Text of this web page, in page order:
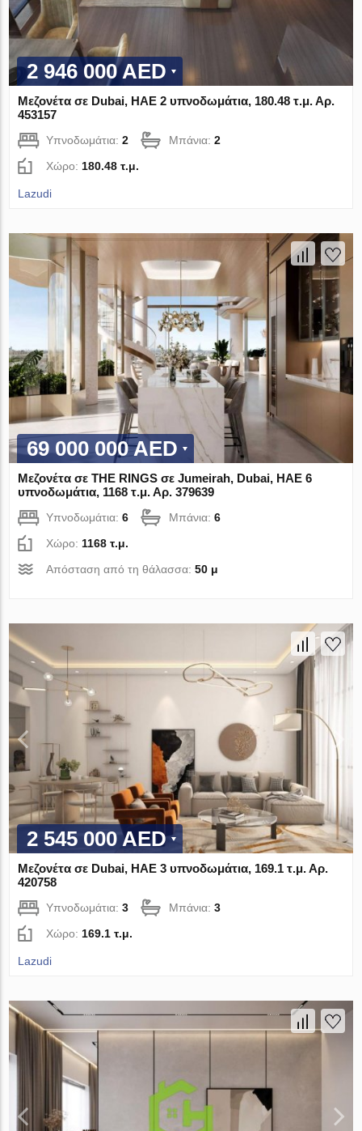
2 946 000 AED
Μεζονέτα σε Dubai, ΗΑΕ 2 υπνοδωμάτια, 180.48 τ.μ. Αρ.
453157
Υπνοδωμάτια:2 Μπάνια:2
Χώρο:180.48 τ.μ.
Lazudi
69 000 000 AED
Μεζονέτα σε THE RINGS σε Jumeirah, Dubai, ΗΑΕ 6
υπνοδωμάτια, 1168 τ.μ. Αρ. 379639
Υπνοδωμάτια:6 Μπάνια:6
Χώρο: 1168 τ.μ.
Απόσταση από τη θάλασσα:50 μ
2 545 000 AED
Μεζονέτα σε Dubai, ΗΑΕ 3 υπνοδωμάτια, 169.1 τ.μ. Αρ.
420758
Υπνοδωμάτια:3 Μπάνια:3
Χώρο: 169.1 τ.μ.
Lazudi